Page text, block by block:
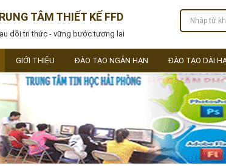
TÂM THIẾT KẾ FFD
dồi tri thức - vững bước tương lai
GIỚI THIỆU ĐÀO TẠO NGẮN HẠN ĐÀO TẠO DÀI